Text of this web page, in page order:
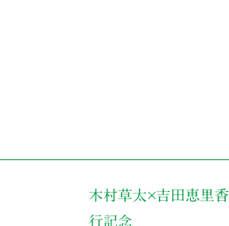
木村草太×吉田恵里香
行記念